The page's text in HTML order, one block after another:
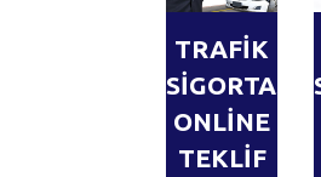
TRAFİK
SİGORTASI
ONLİNE
TEKLİF